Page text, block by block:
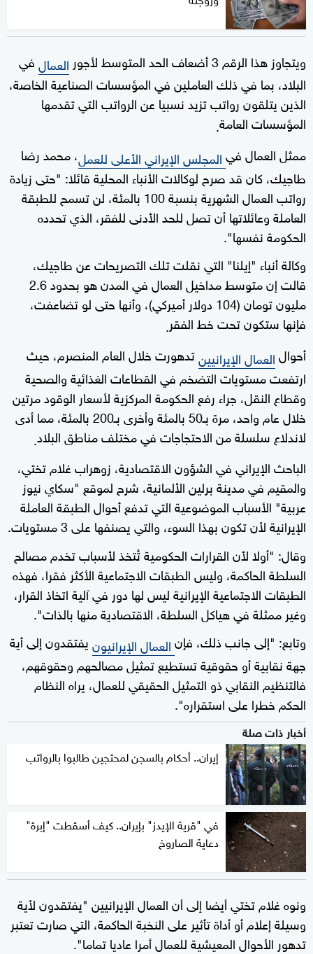
ويتجاوز هذا الرقم 3 أضعاف الحد المتوسط لأجور العمالفي
البلاد، بما في ذلك العاملين في المؤسسات الصناعية الخاصة،
الذين يتلقون رواتب تزيد نسبيا عن الرواتب التي تقدمها
المؤسسات العامة.
ممثل العمال فيالمجلس الإيراني الأعلى للعمل، محمد رضا
طاجيك، كان قد صرح لوكالات الأنباء المحلية قائلا: "حتى زيادة
رواتب العمال الشهرية بنسبة 100 بالمئة، لن تسمح للطبقة
العاملة وعائلاتها أن تصل للحد الأدنى للفقر، الذي تحدده
الحكومة نفسها".
وكالة أنباء "إيلنا" التي نقلت تلك التصريحات عن طاجيك،
قالت إن متوسط مداخيل العمال في المدن هو بحدود 2.6
مليون تومان (104 دولار أميركي)، وأنها حتى لو تضاعفت،
فإنها ستكون تحت خط الفقر.
أحوالالعمال الإيرانيينتدهورت خلال العام المنصرم، حيث
ارتفعت مستويات التضخم في القطاعات الغذائية والصحية
وقطاع النقل، جراء رفع الحكومة المركزية لأسعار الوقود مرتين
خلال عام واحد، مرة بـ50 بالمئة وأخرى بـ200 بالمئة، مما أدى
لاندلاع سلسلة من الاحتجاجات في مختلف مناطق البلاد.
الباحث الإيراني في الشؤون الاقتصادية، زوهراب غلام تختي،
والمقيم في مدينة برلين الألمانية، شرح لموقع "سكاي نيوز
عربية" الأسباب الموضوعية التي تدفع أحوال الطبقة العاملة
الإيرانية لأن تكون بهذا السوء، والتي يصنفها على 3 مستويات.
وقال: "أولا لأن القرارات الحكومية تُتخذ لأسباب تخدم مصالح
السلطة الحاكمة، وليس الطبقات الاجتماعية الأكثر فقرا، فهذه
الطبقات الاجتماعية الإيرانية ليس لها دور في آلية اتخاذ القرار،
وغير ممثلة في هياكل السلطة، الاقتصادية منها بالذات".
وتابع: "إلى جانب ذلك، فإنالعمال الإيرانيونيفتقدون إلى أية
جهة نقابية أو حقوقية تستطيع تمثيل مصالحهم وحقوقهم،
فالتنظيم النقابي ذو التمثيل الحقيقي للعمال، يراه النظام
الحكم خطرا على استقراره".
أخبار ذات صلة
إيران.. أحكام بالسجن لمحتجين طالبوا بالرواتب
في "قرية الإيدز" بإيران.. كيف أسقطت "إبرة"
دعاية الصاروخ
ونوه غلام تختي أيضا إلى أن العمال الإيرانيين "يفتقدون لأية
وسيلة إعلام أو أداة تأثير على النخبة الحاكمة، التي صارت تعتبر
تدهور الأحوال المعيشية للعمال أمرا عاديا تماما".